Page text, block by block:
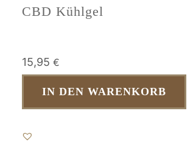
CBD Kühlgel
15,95€
IN DEN WARENKORB